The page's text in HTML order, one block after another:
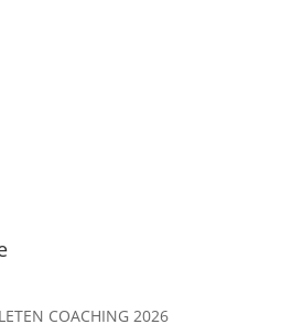
COACHING 2026